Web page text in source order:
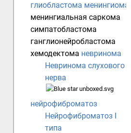
глиобластома менингиома
менингиальная саркома
симпатобластома
ганглионейробластома
хемодектома невринома
Невринома слухового
нерва
нейрофиброматоз
Нейрофиброматоз I
типа